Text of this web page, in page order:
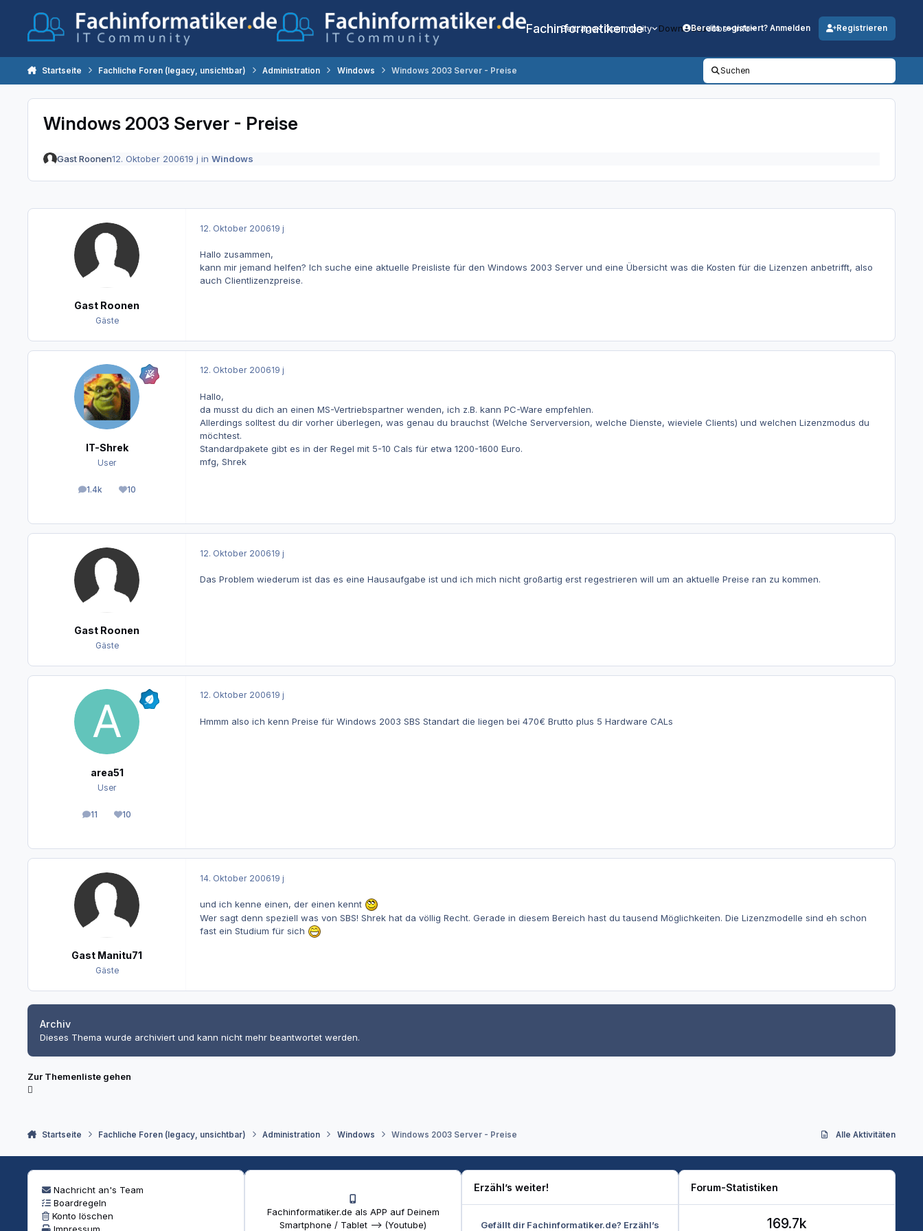
Fachinformatiker.de
Beiträge Community DownloadsJobs Info
Bereits registriert? Anmelden Registrieren
Startseite Fachliche Foren (legacy, unsichtbar) Administration Windows Windows 2003 Server - Preise Suchen
Windows 2003 Server - Preise
Gast Roonen12. Oktober 200619 j in Windows
Gast Roonen
Gäste
12. Oktober 200619 j
Hallo zusammen,
kann mir jemand helfen? Ich suche eine aktuelle Preisliste für den Windows 2003 Server und eine Übersicht was die Kosten für die Lizenzen anbetrifft, also
auch Clientlizenzpreise.
IT-Shrek
User
1.4k
Beiträge 10
Reputation
12. Oktober 200619 j
Hallo,
da musst du dich an einen MS-Vertriebspartner wenden, ich z.B. kann PC-Ware empfehlen.
Allerdings solltest du dir vorher überlegen, was genau du brauchst (Welche Serverversion, welche Dienste, wieviele Clients) und welchen Lizenzmodus du
möchtest.
Standardpakete gibt es in der Regel mit 5-10 Cals für etwa 1200-1600 Euro.
mfg, Shrek
Gast Roonen
Gäste
12. Oktober 200619 j
Das Problem wiederum ist das es eine Hausaufgabe ist und ich mich nicht großartig erst regestrieren will um an aktuelle Preise ran zu kommen.
area51
User
11
Beiträge10
Reputation
12. Oktober 200619 j
Hmmm also ich kenn Preise für Windows 2003 SBS Standart die liegen bei 470€ Brutto plus 5 Hardware CALs
Gast Manitu71
Gäste
14. Oktober 200619 j
und ich kenne einen, der einen kennt
Wer sagt denn speziell was von SBS! Shrek hat da völlig Recht. Gerade in diesem Bereich hast du tausend Möglichkeiten. Die Lizenzmodelle sind eh schon
fast ein Studium für sich
Archiv
Dieses Thema wurde archiviert und kann nicht mehr beantwortet werden.
Zur Themenliste gehen
Startseite Fachliche Foren (legacy, unsichtbar) Administration Windows Windows 2003 Server - Preise Alle Aktivitäten
Nachricht an's Team
Boardregeln
Konto löschen
Fachinformatiker.de als APP auf Deinem
Smartphone / Tablet --> (Youtube)
Erzähl’s weiter!
Gefällt dir Fachinformatiker.de? Erzähl’s
Forum-Statistiken
169.7k